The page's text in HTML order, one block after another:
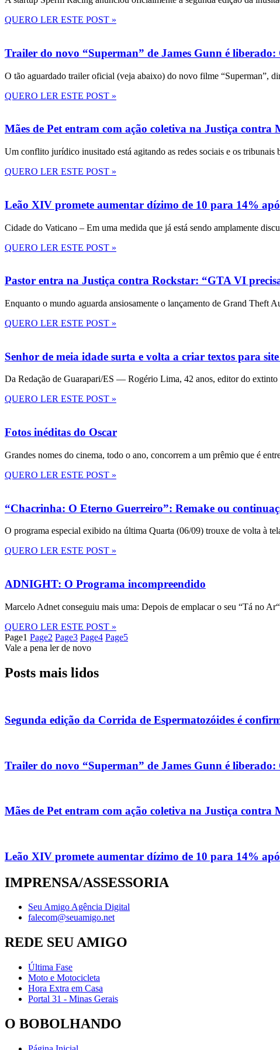
QUERO LER ESTE POST »
Trailer do novo “Superman” de James Gunn é liberado:
O tão aguardado trailer oficial (veja abaixo) do novo filme “Superman”,
QUERO LER ESTE POST »
Mães de Pet entram com ação coletiva na Justiça contra
Um conflito jurídico inusitado está agitando as redes sociais e os
QUERO LER ESTE POST »
Leão XIV promete aumentar dízimo de 10 para 14%
Cidade do Vaticano – Em uma medida que já está sendo amplamente
QUERO LER ESTE POST »
Pastor entra na Justiça contra Rockstar: “GTA VI
Enquanto o mundo aguarda ansiosamente o lançamento de Grand Theft
QUERO LER ESTE POST »
Senhor de meia idade surta e volta a criar textos para
Da Redação de Guarapari/ES — Rogério Lima, 42 anos, editor do
QUERO LER ESTE POST »
Fotos inéditas do Oscar
Grandes nomes do cinema, todo o ano, concorrem a um prêmio que é
QUERO LER ESTE POST »
“Chacrinha: O Eterno Guerreiro”: Remake ou
O programa especial exibido na última Quarta (06/09) trouxe de volta à
QUERO LER ESTE POST »
ADNIGHT: O Programa incompreendido
Marcelo Adnet conseguiu mais uma: Depois de emplacar o seu “Tá no
QUERO LER ESTE POST »
Page1 Page2 Page3 Page4 Page5
Vale a pena ler de novo
Posts mais lidos
Segunda edição da Corrida de Espermatozóides é
Trailer do novo “Superman” de James Gunn é liberado:
Mães de Pet entram com ação coletiva na Justiça contra
Leão XIV promete aumentar dízimo de 10 para 14%
IMPRENSA/ASSESSORIA
Seu Amigo Agência Digital
falecom@seuamigo.net
REDE SEU AMIGO
Última Fase
Moto e Motocicleta
Hora Extra em Casa
Portal 31 - Minas Gerais
O BOBOLHANDO